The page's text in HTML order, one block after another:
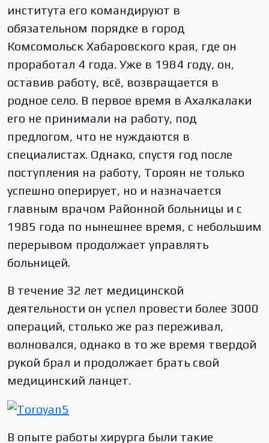
института его командируют в
обязательном порядке в город
Комсомольск Хабаровского края, где он
проработал 4 года. Уже в 1984 году, он,
оставив работу, всё, возвращается в
родное село. В первое время в Ахалкалаки
его не принимали на работу, под
предлогом, что не нуждаются в
специалистах. Однако, спустя год после
поступления на работу, Тороян не только
успешно оперирует, но и назначается
главным врачом Районной больницы и с
1985 года по нынешнее время, с небольшим
перерывом продолжает управлять
больницей.
В течение 32 лет медицинской
деятельности он успел провести более 3000
операций, столько же раз переживал,
волновался, однако в то же время твердой
рукой брал и продолжает брать свой
медицинский ланцет.
В опыте работы хирурга были такие